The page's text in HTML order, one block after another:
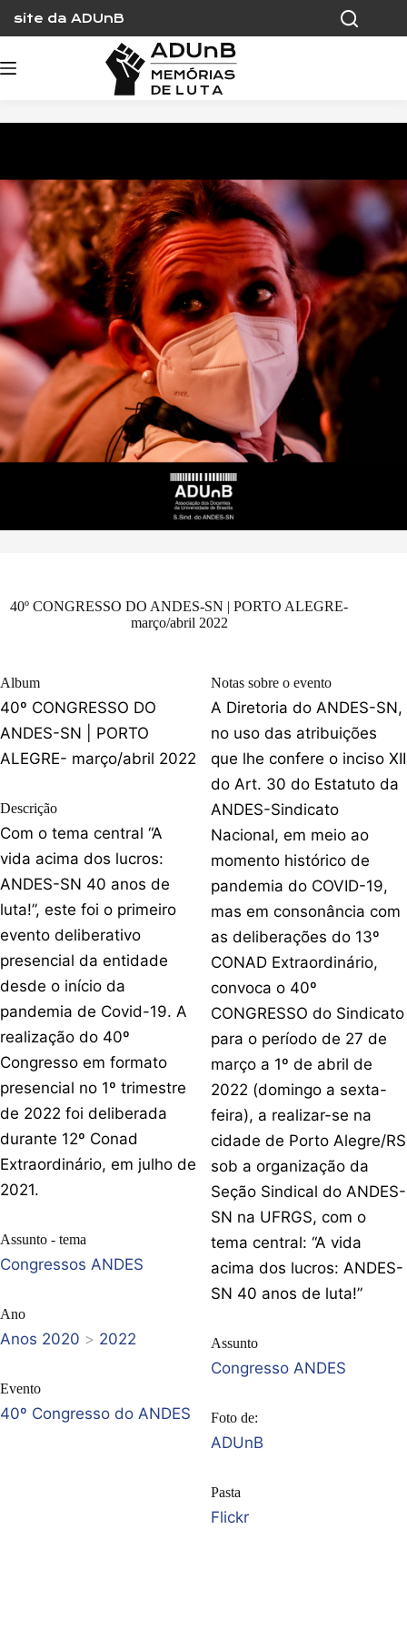
content
site da ADUnB
40º CONGRESSO DO ANDES-SN | PORTO ALEGRE-
março/abril 2022
Album
40º CONGRESSO DO
ANDES-SN | PORTO
ALEGRE- março/abril 2022
Descrição
Com o tema central “A
vida acima dos lucros:
ANDES-SN 40 anos de
luta!”, este foi o primeiro
evento deliberativo
presencial da entidade
desde o início da
pandemia de Covid-19. A
realização do 40º
Congresso em formato
presencial no 1º trimestre
de 2022 foi deliberada
durante 12º Conad
Extraordinário, em julho de
2021.
Assunto - tema
Congressos ANDES
Ano
Anos 2020 > 2022
Evento
40º Congresso do ANDES
Notas sobre o evento
A Diretoria do ANDES-SN,
no uso das atribuições
que lhe confere o inciso XII
do Art. 30 do Estatuto da
ANDES-Sindicato
Nacional, em meio ao
momento histórico de
pandemia do COVID-19,
mas em consonância com
as deliberações do 13º
CONAD Extraordinário,
convoca o 40º
CONGRESSO do Sindicato
para o período de 27 de
março a 1º de abril de
2022 (domingo a sexta-
feira), a realizar-se na
cidade de Porto Alegre/RS
sob a organização da
Seção Sindical do ANDES-
SN na UFRGS, com o
tema central: “A vida
acima dos lucros: ANDES-
SN 40 anos de luta!”
Assunto
Congresso ANDES
Foto de:
ADUnB
Pasta
Flickr